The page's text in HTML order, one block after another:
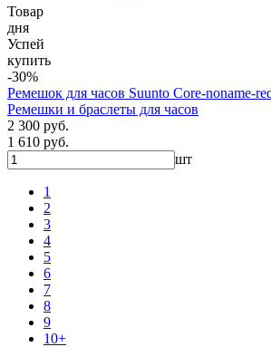
Товар
дня
Успей
купить
-30%
Ремешок для часов Suunto Core-noname-
Ремешки и браслеты для часов
2 300 руб.
1 610 руб.
шт
1
2
3
4
5
6
7
8
9
10+